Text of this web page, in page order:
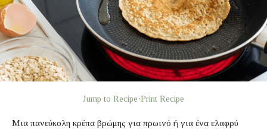
Jump to Recipe·Print Recipe
Μια πανεύκολη κρέπα βρώμης για πρωινό ή για ένα ελαφρύ